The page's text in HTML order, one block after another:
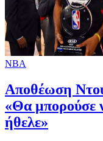
NBA
Αποθέωση
«Θα μπορούσε
ήθελε»